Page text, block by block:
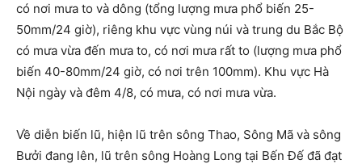
có nơi mưa to và dông (tổng lượng mưa phổ biến 25-
50mm/24 giờ), riêng khu vực vùng núi và trung du Bắc Bộ
có mưa vừa đến mưa to, có nơi mưa rất to (lượng mưa phổ
biến 40-80mm/24 giờ, có nơi trên 100mm). Khu vực Hà
Nội ngày và đêm 4/8, có mưa, có nơi mưa vừa.
Về diễn biến lũ, hiện lũ trên sông Thao, Sông Mã và sông
Bưởi đang lên, lũ trên sông Hoàng Long tại Bến Đế đã đạt